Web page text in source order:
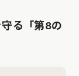
る「第8の